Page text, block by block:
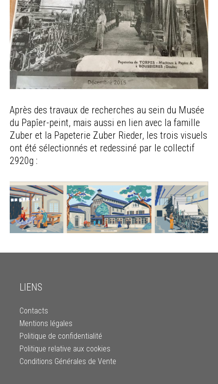
Après des travaux de recherches au sein du Musée
du Papîer-peint, mais aussi en lien avec la famille
Zuber et la Papeterie Zuber Rieder, les trois visuels
ont été sélectionnés et redessiné par le collectif
2920g :
LIENS
Contacts
Mentions légales
Politique de confidentialité
Politique relative aux cookies
Conditions Générales de Vente